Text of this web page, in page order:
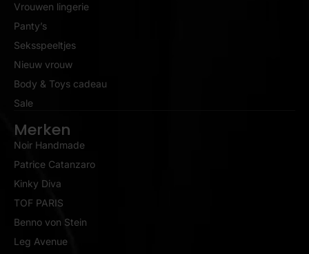
Vrouwen lingerie
Panty’s
Seksspeeltjes
Nieuw vrouw
Body & Toys cadeau
Sale
Merken
Noir Handmade
Patrice Catanzaro
Kinky Diva
TOF PARIS
Benno von Stein
Leg Avenue